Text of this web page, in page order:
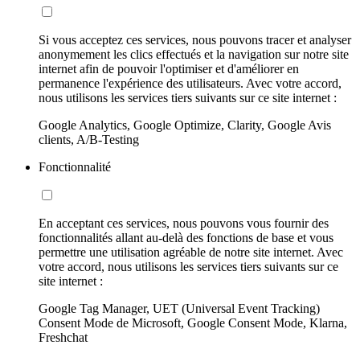
Si vous acceptez ces services, nous pouvons tracer et analyser
anonymement les clics effectués et la navigation sur notre site
internet afin de pouvoir l'optimiser et d'améliorer en
permanence l'expérience des utilisateurs. Avec votre accord,
nous utilisons les services tiers suivants sur ce site internet :
Google Analytics, Google Optimize, Clarity, Google Avis
clients, A/B-Testing
Fonctionnalité
En acceptant ces services, nous pouvons vous fournir des
fonctionnalités allant au-delà des fonctions de base et vous
permettre une utilisation agréable de notre site internet. Avec
votre accord, nous utilisons les services tiers suivants sur ce
site internet :
Google Tag Manager, UET (Universal Event Tracking)
Consent Mode de Microsoft, Google Consent Mode, Klarna,
Freshchat